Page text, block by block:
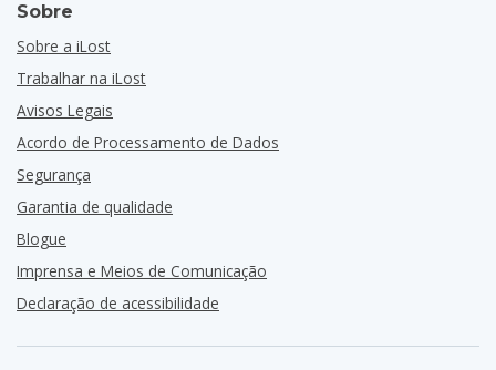
Sobre
Sobre a iLost
Trabalhar na iLost
Avisos Legais
Acordo de Processamento de Dados
Segurança
Garantia de qualidade
Blogue
Imprensa e Meios de Comunicação
Declaração de acessibilidade